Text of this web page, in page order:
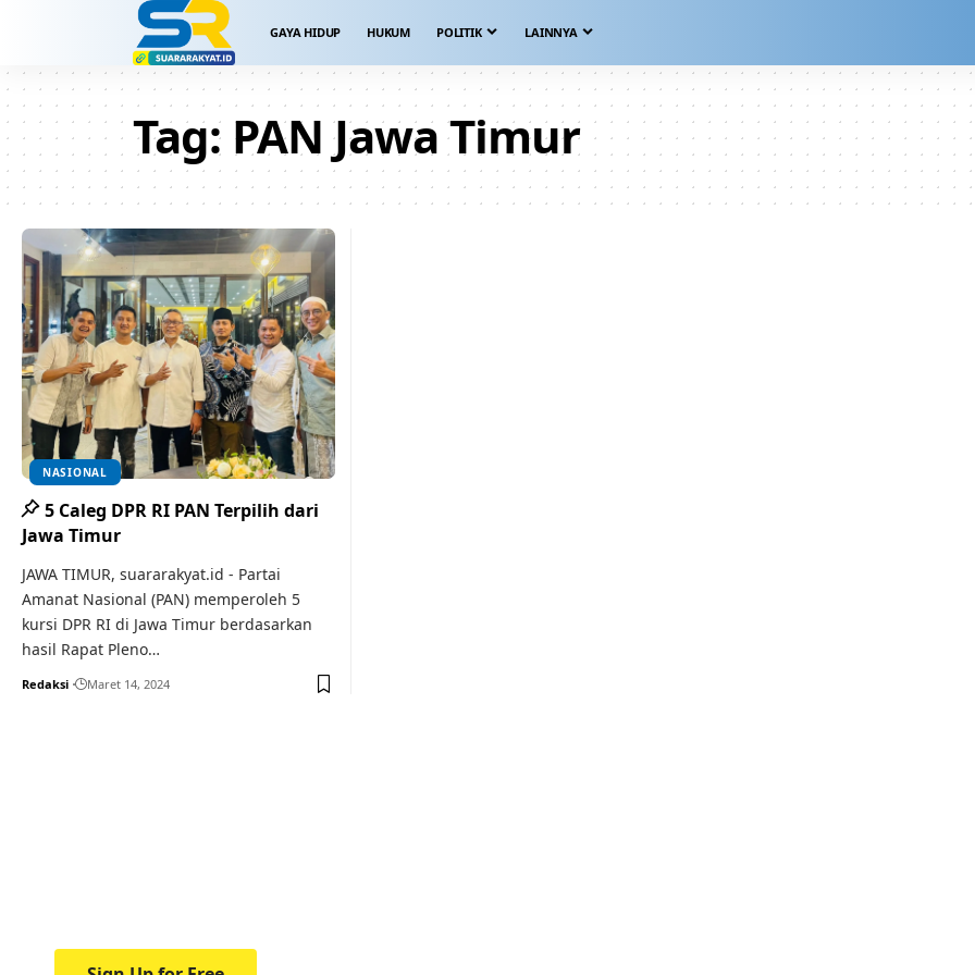
GAYA HIDUP HUKUM POLITIK LAINNYA
Tag: PAN Jawa Timur
NASIONAL
5 Caleg DPR RI PAN Terpilih dari
Jawa Timur
JAWA TIMUR, suararakyat.id - Partai
Amanat Nasional (PAN) memperoleh 5
kursi DPR RI di Jawa Timur berdasarkan
hasil Rapat Pleno…
Redaksi Maret 14, 2024